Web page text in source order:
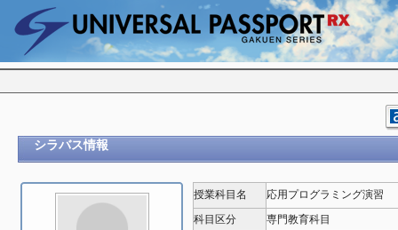
シラバス情報
授業科目名
応用プログラミング演習
科目区分
専門教育科目